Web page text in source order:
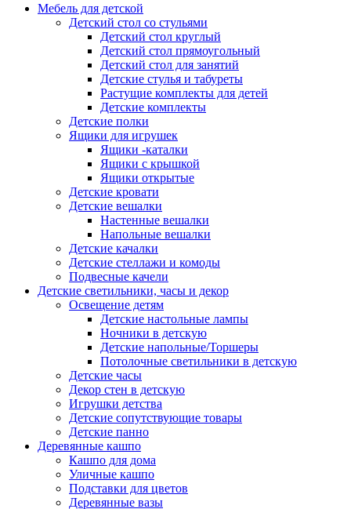
Мебель для детской
Детский стол со стульями
Детский стол круглый
Детский стол прямоугольный
Детский стол для занятий
Детские стулья и табуреты
Растущие комплекты для детей
Детские комплекты
Детские полки
Ящики для игрушек
Ящики -каталки
Ящики с крышкой
Ящики открытые
Детские кровати
Детские вешалки
Настенные вешалки
Напольные вешалки
Детские качалки
Детские стеллажи и комоды
Подвесные качели
Детские светильники, часы и декор
Освещение детям
Детские настольные лампы
Ночники в детскую
Детские напольные/Торшеры
Потолочные светильники в детскую
Детские часы
Декор стен в детскую
Игрушки детства
Детские сопутствующие товары
Детские панно
Деревянные кашпо
Кашпо для дома
Уличные кашпо
Подставки для цветов
Деревянные вазы